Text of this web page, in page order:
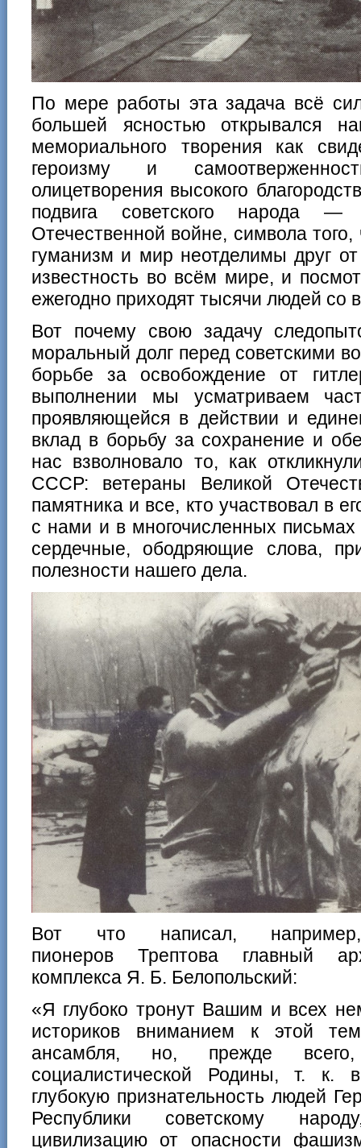
По мере работы эта задача всё
большей ясностью открывался
мемориального творения как
героизму и
олицетворения высокого
подвига советского народа —
Отечественной войне, символа
гуманизм и мир неотделимы друг
известность во всём мире, и
ежегодно приходят тысячи людей со
Вот почему свою задачу
моральный долг перед советскими
борьбе за освобождение от
выполнении мы усматриваем
проявляющейся в действии и
вклад в борьбу за сохранение и
нас взволновало то, как
СССР: ветераны Великой
памятника и все, кто участвовал в
с нами и в многочисленных
сердечные, ободряющие слова,
полезности нашего дела.
Вот что написал,
пионеров Трептова главный
комплекса Я. Б. Белопольский:
«Я глубоко тронут Вашим и всех
историков вниманием к этой
ансамбля, но, прежде
социалистической Родины, т.
глубокую признательность людей
Республики советскому
цивилизацию от опасности